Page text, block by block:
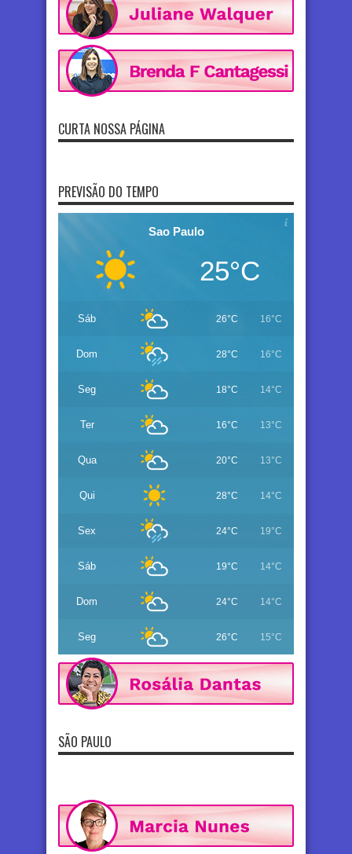
CURTA NOSSA PÁGINA
PREVISÃO DO TEMPO
Sao Paulo
25°C
Sáb 26°C 16°C
Dom 28°C 16°C
Seg 18°C 14°C
Ter 16°C 13°C
Qua 20°C 13°C
Qui 28°C 14°C
Sex 24°C 19°C
Sáb 19°C 14°C
Dom 24°C 14°C
Seg 26°C 15°C
SÃO PAULO